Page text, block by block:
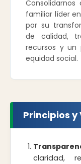
familiar líder
por su
de calidad,
recursos y un
equidad social.
Principios
claridad,